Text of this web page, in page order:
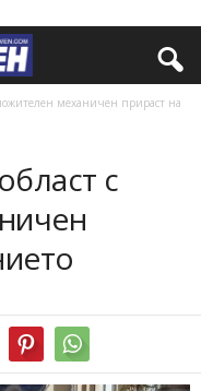
механичен прираст на
с